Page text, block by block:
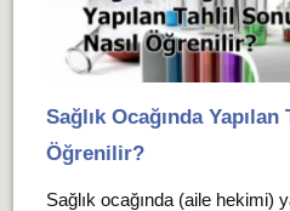
Sağlık Ocağında
Öğrenilir?
Sağlık ocağında (aile hekimi)